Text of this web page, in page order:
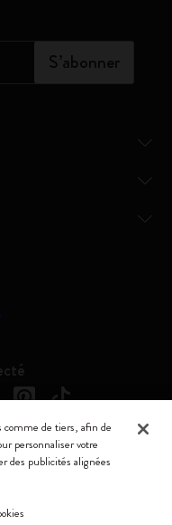
S’abonner
Moleskine Srl a socio unico
MI 1945400 - Cap.
de tiers, afin de
personnaliser votre
des publicités alignées